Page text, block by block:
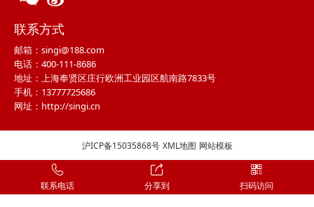
联系方式
邮箱：singi@188.com
电话：400-111-8686
地址：上海奉贤区庄行欧洲工业园区航南路7833号
手机：13777725686
网址：http://singi.cn
沪ICP备15035868号 XML地图 网站模板
联系电话 分享到 扫码访问